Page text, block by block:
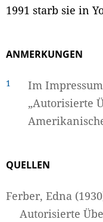
1991 starb sie in
ANMERKUNGEN
1
Im
„Autorisierte
QUELLEN
Ferber, Edna
Autorisierte